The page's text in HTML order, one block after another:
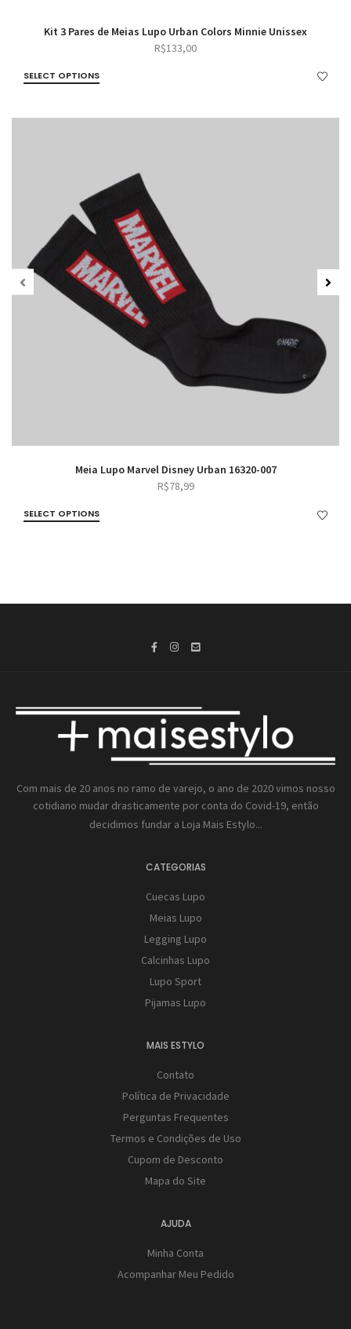
Kit 3 Pares de Meias Lupo Urban Colors Minnie Unissex
R$133,00
SELECT OPTIONS
Meia Lupo Marvel Disney Urban 16320-007
R$78,99
SELECT OPTIONS
Com mais de 20 anos no ramo de varejo, o ano de 2020 vimos nosso
cotidiano mudar drasticamente por conta do Covid-19, então
decidimos fundar a Loja Mais Estylo...
CATEGORIAS
Cuecas Lupo
Meias Lupo
Legging Lupo
Calcinhas Lupo
Lupo Sport
Pijamas Lupo
MAIS ESTYLO
Contato
Política de Privacidade
Perguntas Frequentes
Termos e Condições de Uso
Cupom de Desconto
Mapa do Site
AJUDA
Minha Conta
Acompanhar Meu Pedido